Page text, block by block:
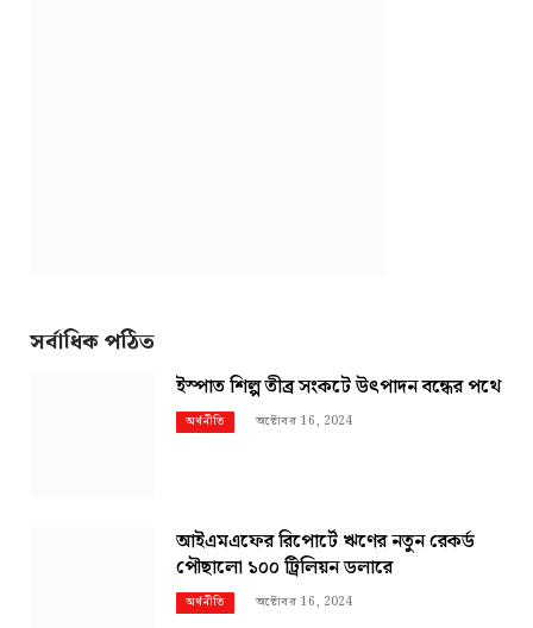
সর্বাধিক পঠিত
ইস্পাত শিল্প তীব্র সংকটে উৎপাদন বন্ধের পথে
অর্থনীতি অক্টোবর 16, 2024
আইএমএফের রিপোর্টে ঋণের নতুন রেকর্ড
পৌছালো ১০০ ট্রিলিয়ন ডলারে
অর্থনীতি অক্টোবর 16, 2024